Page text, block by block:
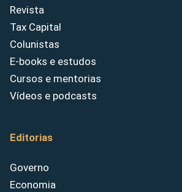
Revista
Tax Capital
Colunistas
E-books e estudos
Cursos e mentorias
Vídeos e podcasts
Editorias
Governo
Economia